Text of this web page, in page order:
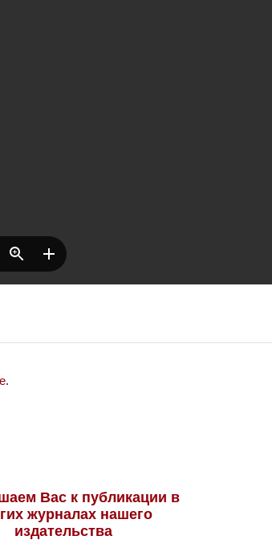
.
Вас к публикации в
журналах нашего
издательства